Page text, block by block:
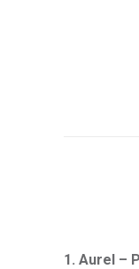
1. Aurel –